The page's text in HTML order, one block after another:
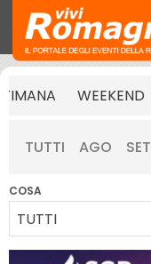
WEEKEND
TUTTI AGO SET
COSA
TUTTI